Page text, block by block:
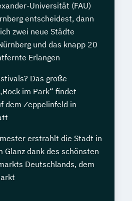
Universität (FAU)
entscheidest, dann
zwei neue Städte
und das knapp 20
Erlangen
Das große
im Park“ findet
dem Zeppelinfeld in
erstrahlt die Stadt in
Glanz dank des schönsten
Deutschlands, dem